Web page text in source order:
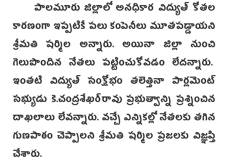
పాలమూరు జిల్లాలో అనధికార విద్యుత్ కోతల
కారణంగా ఇప్పటికే పలు కంపెనీలు మూతపడ్డాయని
శ్రీమతి షర్మిల అన్నారు. అయినా జిల్లా నుంచి
గెలుపొందిన నేతలు పట్టించుకోవడం లేదన్నారు.
ఇంతటి విద్యుత్ సంక్షోభం తలెత్తినా పార్లమెంట్
సభ్యుడు కె.చంద్రశేఖర్‌రావు ప్రభుత్వాన్ని ప్రశ్నించిన
దాఖలాలు లేవన్నారు. వచ్చే ఎన్నికల్లో నేతలకు తగిన
గుణపాఠం చెప్పాలని శ్రీమతి షర్మిల ప్రజలకు విజ్ఞప్తి
చేశారు.